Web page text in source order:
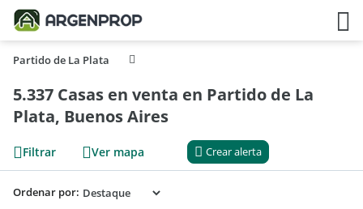
Partido de La Plata
5.337 Casas en venta en Partido de La
Plata, Buenos Aires
Filtrar Ver mapa Crear alerta
Ordenar por: